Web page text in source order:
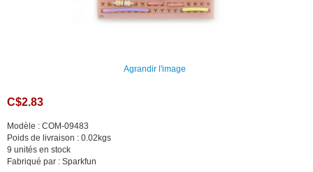
Agrandir l'image
C$2.83
Modèle : COM-09483
Poids de livraison : 0.02kgs
9 unités en stock
Fabriqué par : Sparkfun